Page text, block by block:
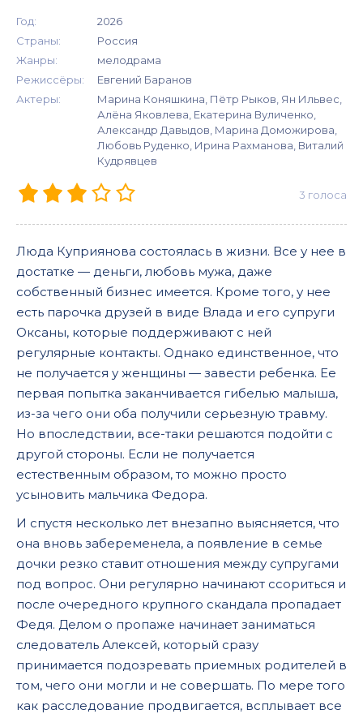
Год:
2026
Страны:
Россия
Жанры:
мелодрама
Режиссёры:
Евгений Баранов
Актеры:
Марина Коняшкина, Пётр Рыков, Ян Ильвес,
Алёна Яковлева, Екатерина Вуличенко,
Александр Давыдов, Марина Доможирова,
Любовь Руденко, Ирина Рахманова, Виталий
Кудрявцев
3 голоса
Люда Куприянова состоялась в жизни. Все у нее в
достатке — деньги, любовь мужа, даже
собственный бизнес имеется. Кроме того, у нее
есть парочка друзей в виде Влада и его супруги
Оксаны, которые поддерживают с ней
регулярные контакты. Однако единственное, что
не получается у женщины — завести ребенка. Ее
первая попытка заканчивается гибелью малыша,
из-за чего они оба получили серьезную травму.
Но впоследствии, все-таки решаются подойти с
другой стороны. Если не получается
естественным образом, то можно просто
усыновить мальчика Федора.
И спустя несколько лет внезапно выясняется, что
она вновь забеременела, а появление в семье
дочки резко ставит отношения между супругами
под вопрос. Они регулярно начинают ссориться и
после очередного крупного скандала пропадает
Федя. Делом о пропаже начинает заниматься
следователь Алексей, который сразу
принимается подозревать приемных родителей в
том, чего они могли и не совершать. По мере того
как расследование продвигается, всплывает все